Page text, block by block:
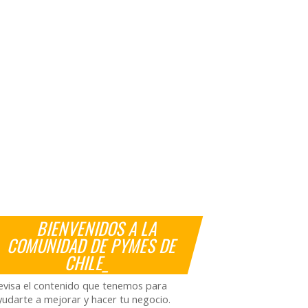
BIENVENIDOS A LA
COMUNIDAD DE PYMES DE
CHILE_
el contenido que tenemos para
a mejorar y hacer tu negocio.